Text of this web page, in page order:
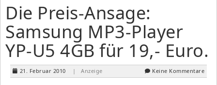
Die Preis-Ansage:
Samsung MP3-Player
YP-U5 4GB für 19,- Euro.
21. Februar 2010 | Anzeige Keine Kommentare